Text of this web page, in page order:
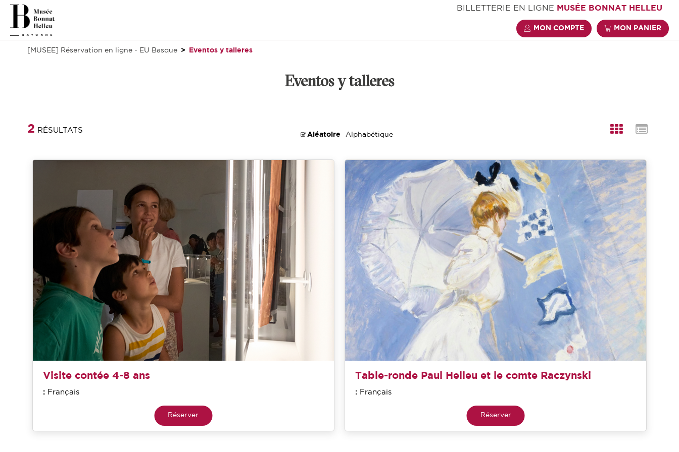
BILLETTERIE EN LIGNE MUSÉE BONNAT HELLEU
MON COMPTE MON PANIER
[MUSEE] Réservation en ligne - EU Basque Eventos y talleres
Eventos y talleres
2 RÉSULTATS
Aléatoire Alphabétique
Visite contée 4-8 ans
: Français
Réserver
Table-ronde Paul Helleu et le comte Raczynski
: Français
Réserver